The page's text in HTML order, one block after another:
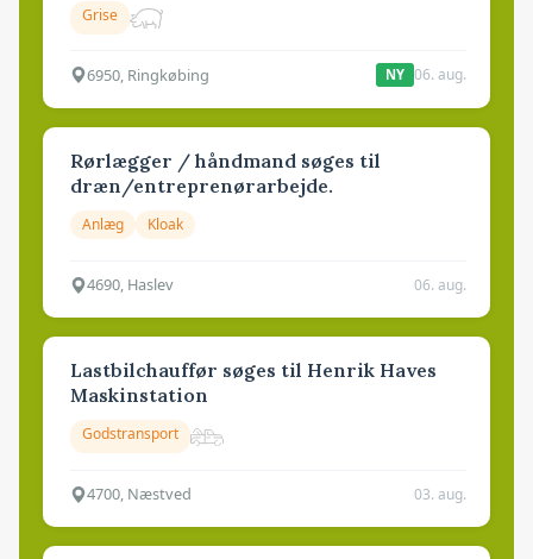
Grise
6950, Ringkøbing NY 06. aug.
Rørlægger / håndmand søges til
dræn/entreprenørarbejde.
Anlæg Kloak
4690, Haslev 06. aug.
Lastbilchauffør søges til Henrik Haves
Maskinstation
Godstransport
4700, Næstved 03. aug.